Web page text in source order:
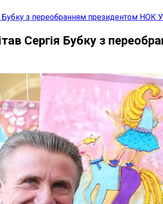
Бубку з переобранням президентом НОК
Сергія Бубку з